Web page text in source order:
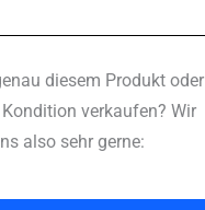
diesem Produkt oder
verkaufen? Wir
also sehr gerne: